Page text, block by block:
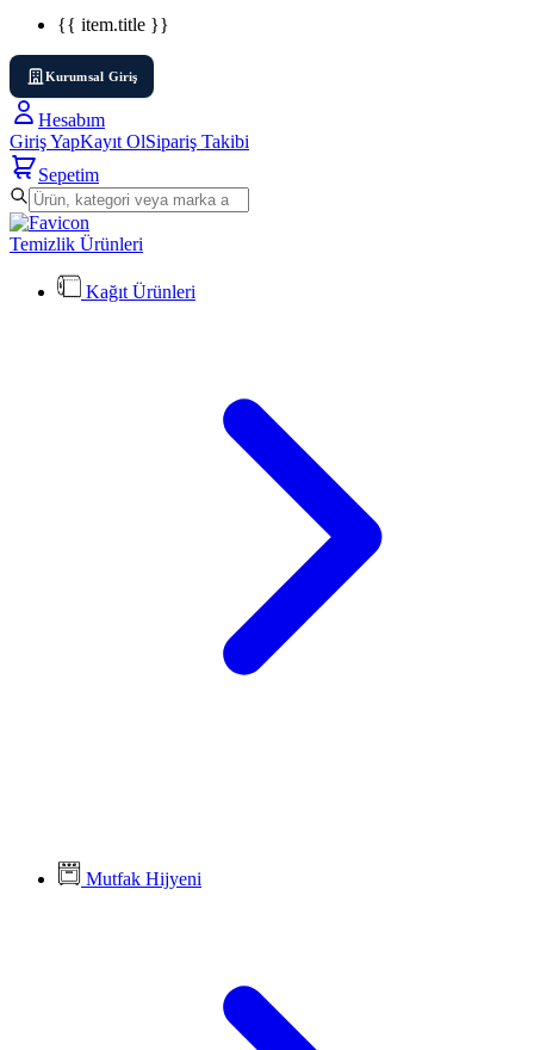
{{ item.title }}
Kurumsal Giriş
Hesabım
Giriş YapKayıt OlSipariş Takibi
Sepetim
Temizlik Ürünleri
Kağıt Ürünleri
Mutfak Hijyeni